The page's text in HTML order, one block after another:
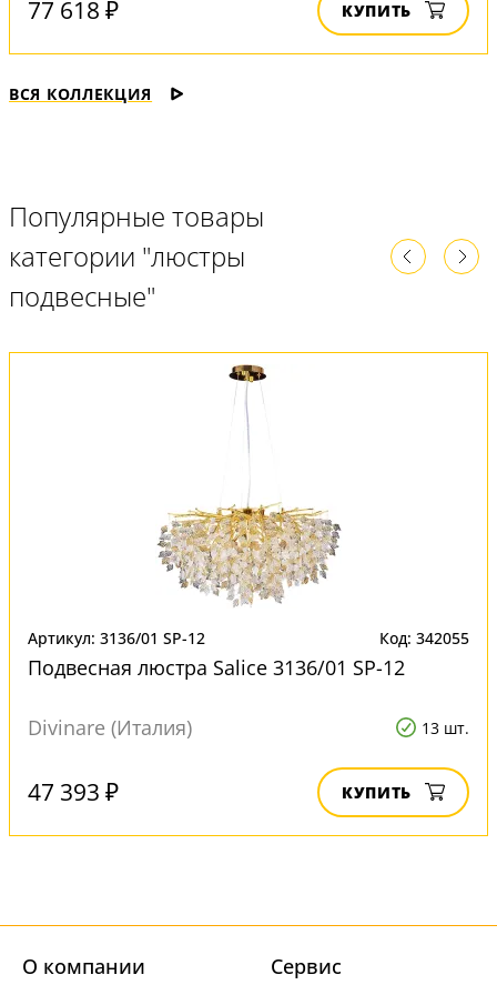
77 618 ₽ КУПИТЬ
ВСЯ КОЛЛЕКЦИЯ
Популярные товары
категории "люстры
подвесные"
Артикул: 3136/01 SP-12 Код: 342055
Подвесная люстра Salice 3136/01 SP-12
Divinare (Италия) 13 шт.
47 393 ₽ КУПИТЬ
О компании Cервис